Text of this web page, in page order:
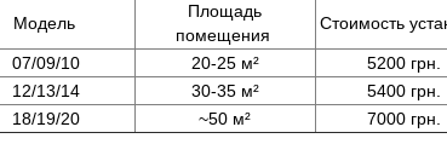
Модель
Площадь
помещения
Стоимость
07/09/10
20-25 м² 5200 грн.
12/13/14 30-35 м²
5400 грн.
18/19/20
~50 м² 7000 грн.